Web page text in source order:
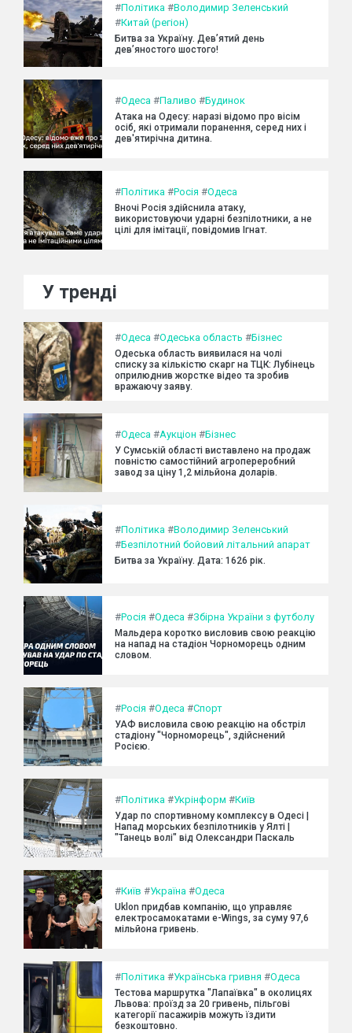
#Політика #Володимир Зеленський
#Китай (регіон)
Битва за Україну. Дев’ятий день
дев’яностого шостого!
#Одеса #Паливо #Будинок
Атака на Одесу: наразі відомо про вісім
осіб, які отримали поранення, серед них і
дев'ятирічна дитина.
#Політика #Росія #Одеса
Вночі Росія здійснила атаку,
використовуючи ударні безпілотники, а не
цілі для імітації, повідомив Ігнат.
У тренді
#Одеса #Одеська область #Бізнес
Одеська область виявилася на чолі
списку за кількістю скарг на ТЦК: Лубінець
оприлюднив жорстке відео та зробив
вражаючу заяву.
#Одеса #Аукціон #Бізнес
У Сумській області виставлено на продаж
повністю самостійний агропереробний
завод за ціну 1,2 мільйона доларів.
#Політика #Володимир Зеленський
#Безпілотний бойовий літальний апарат
Битва за Україну. Дата: 1626 рік.
#Росія #Одеса #Збірна України з футболу
Мальдера коротко висловив свою реакцію
на напад на стадіон Чорноморець одним
словом.
#Росія #Одеса #Спорт
УАФ висловила свою реакцію на обстріл
стадіону "Чорноморець", здійснений
Росією.
#Політика #Укрінформ #Київ
Удар по спортивному комплексу в Одесі |
Напад морських безпілотників у Ялті |
"Танець волі" від Олександри Паскаль
#Київ #Україна #Одеса
Uklon придбав компанію, що управляє
електросамокатами e-Wings, за суму 97,6
мільйона гривень.
#Політика #Українська гривня #Одеса
Тестова маршрутка "Лапаївка" в околицях
Львова: проїзд за 20 гривень, пільгові
категорії пасажирів можуть їздити
безкоштовно.